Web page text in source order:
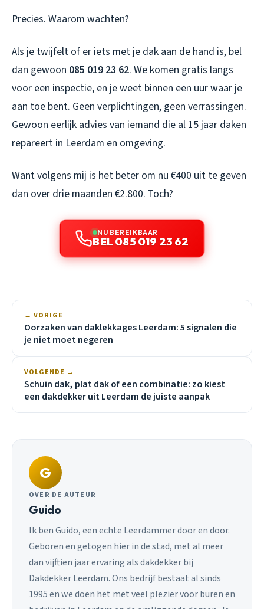
Precies. Waarom wachten?
Als je twijfelt of er iets met je dak aan de hand is, bel
dan gewoon 085 019 23 62. We komen gratis langs
voor een inspectie, en je weet binnen een uur waar je
aan toe bent. Geen verplichtingen, geen verrassingen.
Gewoon eerlijk advies van iemand die al 15 jaar daken
repareert in Leerdam en omgeving.
Want volgens mij is het beter om nu €400 uit te geven
dan over drie maanden €2.800. Toch?
NU BEREIKBAAR
BEL 085 019 23 62
← VORIGE
Oorzaken van daklekkages Leerdam: 5 signalen die
je niet moet negeren
VOLGENDE →
Schuin dak, plat dak of een combinatie: zo kiest
een dakdekker uit Leerdam de juiste aanpak
G
OVER DE AUTEUR
Guido
Ik ben Guido, een echte Leerdammer door en door.
Geboren en getogen hier in de stad, met al meer
dan vijftien jaar ervaring als dakdekker bij
Dakdekker Leerdam. Ons bedrijf bestaat al sinds
1995 en we doen het met veel plezier voor buren en